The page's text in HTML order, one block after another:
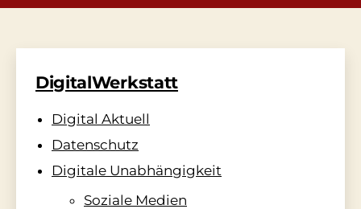
DigitalWerkstatt
Digital Aktuell
Datenschutz
Digitale Unabhängigkeit
Soziale Medien